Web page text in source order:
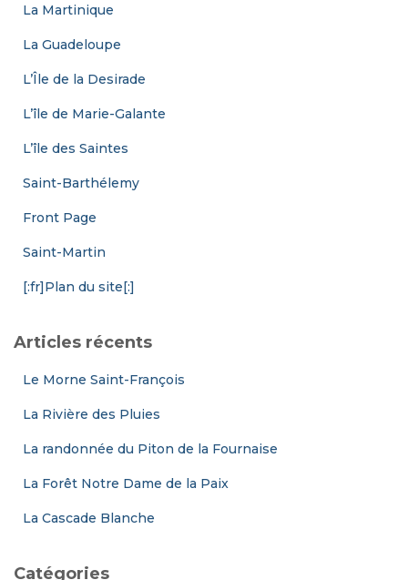
La Martinique
La Guadeloupe
L’Île de la Desirade
L’île de Marie-Galante
L’île des Saintes
Saint-Barthélemy
Front Page
Saint-Martin
[:fr]Plan du site[:]
Articles récents
Le Morne Saint-François
La Rivière des Pluies
La randonnée du Piton de la Fournaise
La Forêt Notre Dame de la Paix
La Cascade Blanche
Catégories